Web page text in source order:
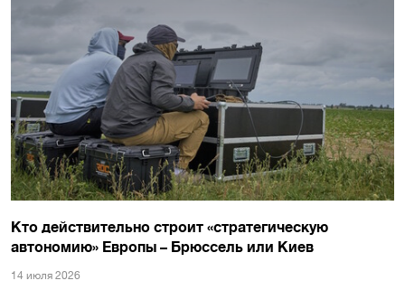
Кто действительно строит «стратегическую
автономию» Европы – Брюссель или Киев
14 июля 2026